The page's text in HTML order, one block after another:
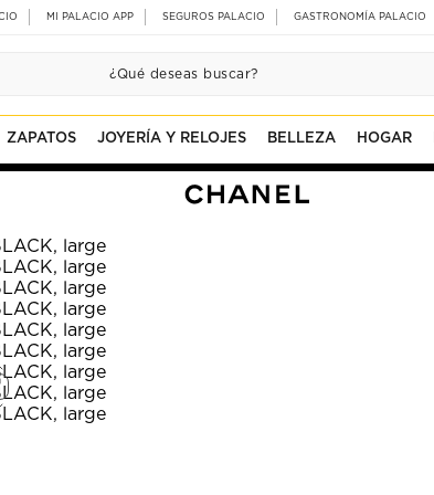
MI PALACIO APP SEGUROS PALACIO GASTRONOMÍA PALACIO
ZAPATOS JOYERÍA Y RELOJES BELLEZA HOGAR